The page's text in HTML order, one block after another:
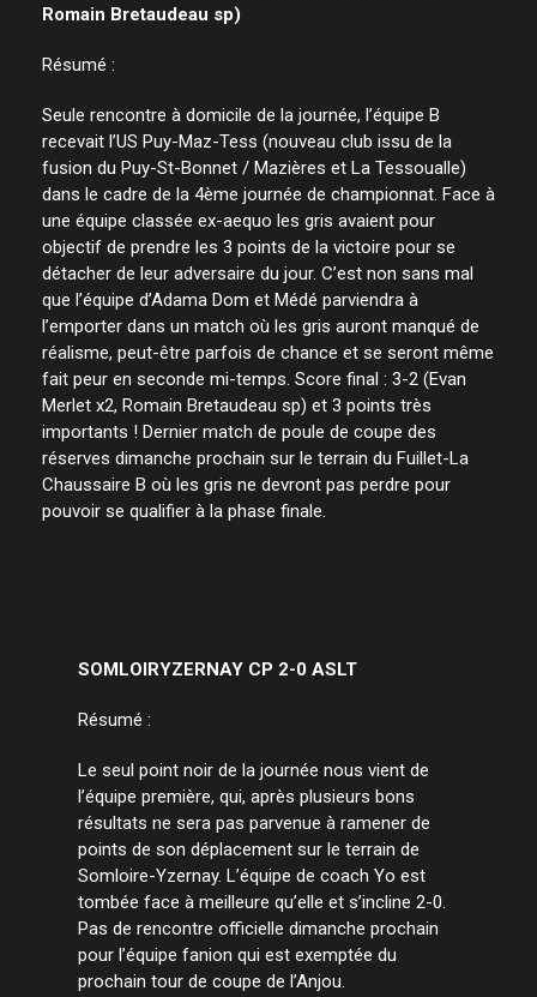
Romain Bretaudeau sp)
Résumé :
Seule rencontre à domicile de la journée, l’équipe B
recevait l’US Puy-Maz-Tess (nouveau club issu de la
fusion du Puy-St-Bonnet / Mazières et La Tessoualle)
dans le cadre de la 4ème journée de championnat. Face à
une équipe classée ex-aequo les gris avaient pour
objectif de prendre les 3 points de la victoire pour se
détacher de leur adversaire du jour. C’est non sans mal
que l’équipe d’Adama Dom et Médé parviendra à
l’emporter dans un match où les gris auront manqué de
réalisme, peut-être parfois de chance et se seront même
fait peur en seconde mi-temps. Score final : 3-2 (Evan
Merlet x2, Romain Bretaudeau sp) et 3 points très
importants ! Dernier match de poule de coupe des
réserves dimanche prochain sur le terrain du Fuillet-La
Chaussaire B où les gris ne devront pas perdre pour
pouvoir se qualifier à la phase finale.
SOMLOIRYZERNAY CP 2-0 ASLT
Résumé :
Le seul point noir de la journée nous vient de
l’équipe première, qui, après plusieurs bons
résultats ne sera pas parvenue à ramener de
points de son déplacement sur le terrain de
Somloire-Yzernay. L’équipe de coach Yo est
tombée face à meilleure qu’elle et s’incline 2-0.
Pas de rencontre officielle dimanche prochain
pour l’équipe fanion qui est exemptée du
prochain tour de coupe de l’Anjou.